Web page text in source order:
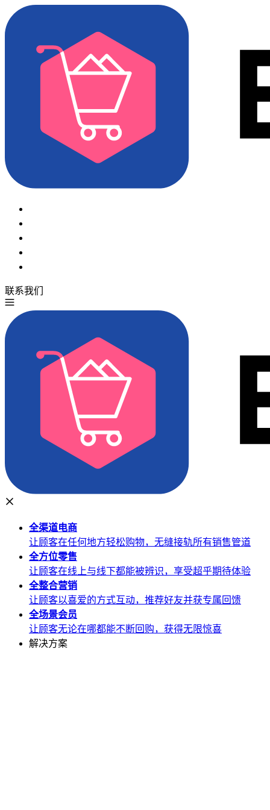
联系我们
全渠道电商
让顾客在任何地方轻松购物，无缝接轨所有销售管道
全方位零售
让顾客在线上与线下都能被辨识，享受超乎期待体验
全整合营销
让顾客以喜爱的方式互动，推荐好友并获专属回馈
全场景会员
让顾客无论在哪都能不断回购，获得无限惊喜
解决方案